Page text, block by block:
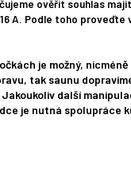
ověřit souhlas
A. Podle toho proveďte
je možný,
tak saunu
další
je nutná spolupráce